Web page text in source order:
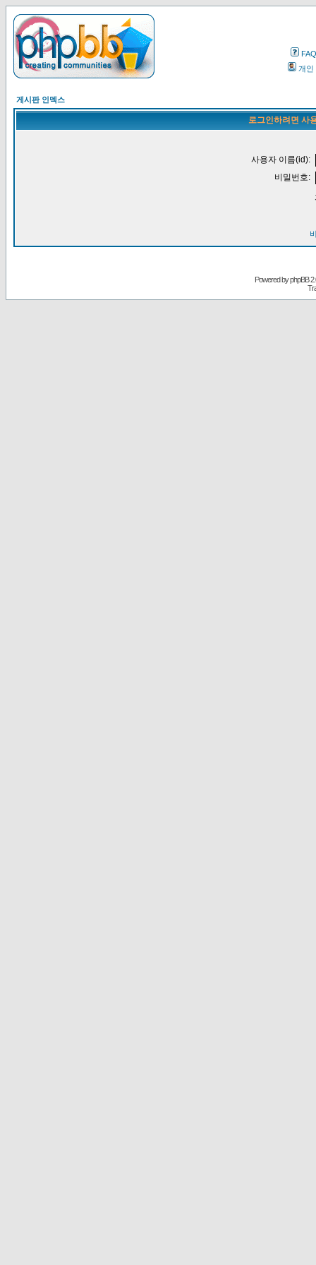
FAQ
개인
게시판 인덱스
로그인하려면 사
사용자 이름(id):
비밀번호:
Powered byphpBB